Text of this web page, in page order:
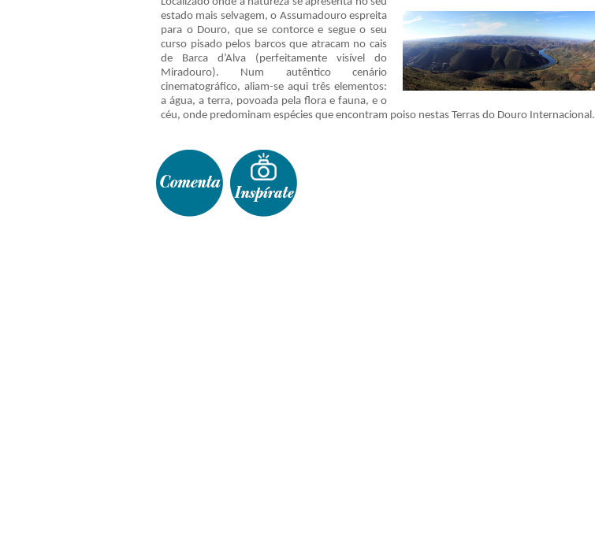
estado mais selvagem, o Assumadouro espreita
para o Douro, que se contorce e segue o seu
curso pisado pelos barcos que atracam no cais
de Barca d’Alva (perfeitamente visível do
Miradouro). Num autêntico cenário
cinematográfico, aliam-se aqui três elementos:
a água, a terra, povoada pela flora e fauna, e o
céu, onde predominam espécies que encontram poiso nestas Terras do Douro Internacional.